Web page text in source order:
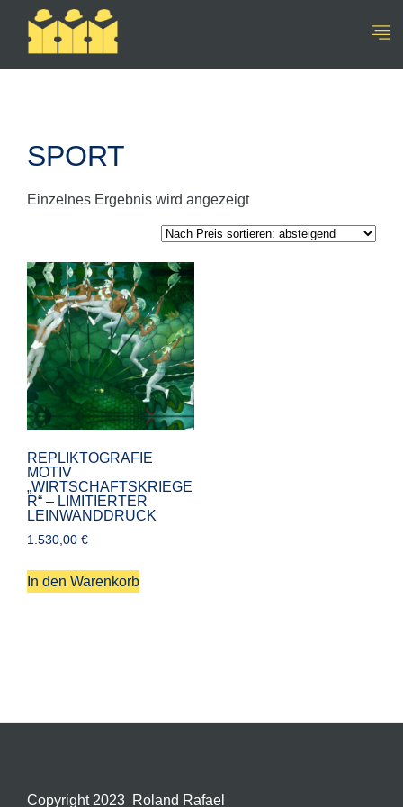
SPORT
Einzelnes Ergebnis wird angezeigt
REPLIKTOGRAFIE
MOTIV
„WIRTSCHAFTSKRIEGE
R“ – LIMITIERTER
LEINWANDDRUCK
1.530,00 €
In den Warenkorb
Copyright 2023 Roland Rafael